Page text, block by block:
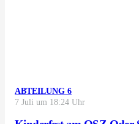
ABTEILUNG 6
7 Juli um 18:24 Uhr